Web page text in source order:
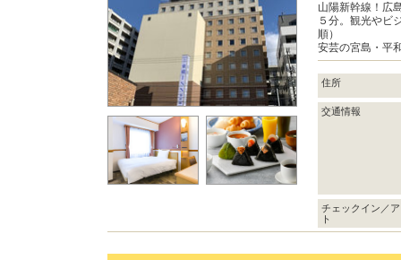
山陽新幹線！広
５分。観光やビ
順）
安芸の宮島・平
住所
交通情報
チェックイン／
ト